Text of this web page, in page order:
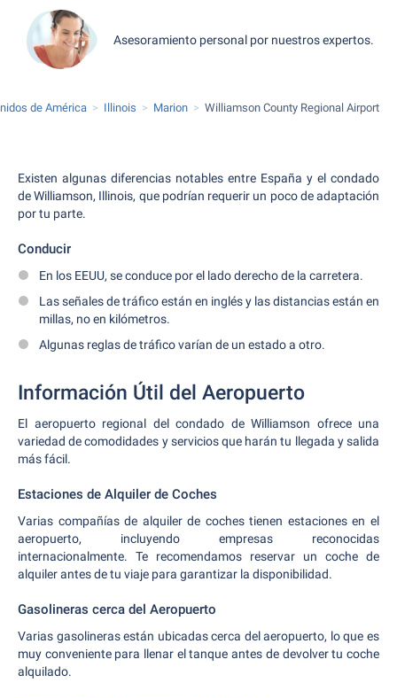
Asesoramiento personal por nuestros expertos.
de América Illinois Marion Williamson County Regional Airport
Existen algunas diferencias notables entre España y el condado
de Williamson, Illinois, que podrían requerir un poco de adaptación
por tu parte.
Conducir
En los EEUU, se conduce por el lado derecho de la carretera.
Las señales de tráfico están en inglés y las distancias están en
millas, no en kilómetros.
Algunas reglas de tráfico varían de un estado a otro.
Información Útil del Aeropuerto
El aeropuerto regional del condado de Williamson ofrece una
variedad de comodidades y servicios que harán tu llegada y salida
más fácil.
Estaciones de Alquiler de Coches
Varias compañías de alquiler de coches tienen estaciones en el
aeropuerto, incluyendo empresas reconocidas
internacionalmente. Te recomendamos reservar un coche de
alquiler antes de tu viaje para garantizar la disponibilidad.
Gasolineras cerca del Aeropuerto
Varias gasolineras están ubicadas cerca del aeropuerto, lo que es
muy conveniente para llenar el tanque antes de devolver tu coche
alquilado.